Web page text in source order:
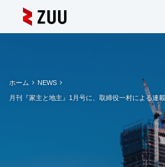
ホーム NEWS
月刊『家主と地主』1月号に、取締役一村による連